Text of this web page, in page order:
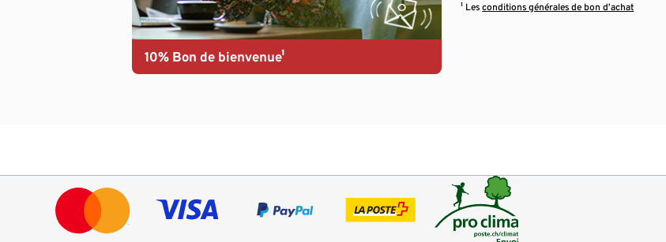
10% Bon de bienvenue¹
¹ Lesconditions générales de bon d’achat